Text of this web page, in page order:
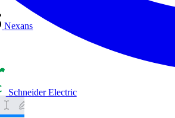
Nexans
Schneider Electric